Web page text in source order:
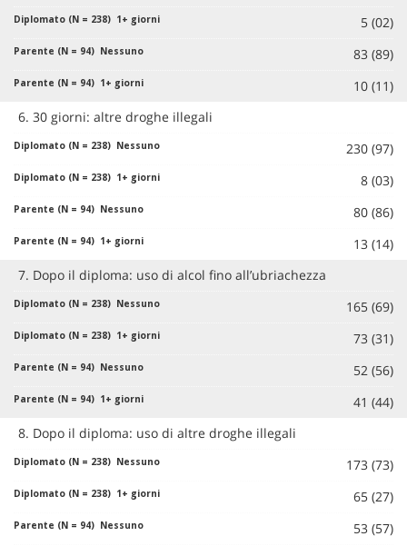
5 (02)
83 (89)
10 (11)
6. 30 giorni: altre droghe illegali
230 (97)
8 (03)
80 (86)
13 (14)
7. Dopo il diploma: uso di alcol fino all’ubriachezza
165 (69)
73 (31)
52 (56)
41 (44)
8. Dopo il diploma: uso di altre droghe illegali
173 (73)
65 (27)
53 (57)